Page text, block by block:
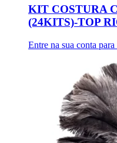
KIT COSTURA
(24KITS)-TOP
Entre na sua conta